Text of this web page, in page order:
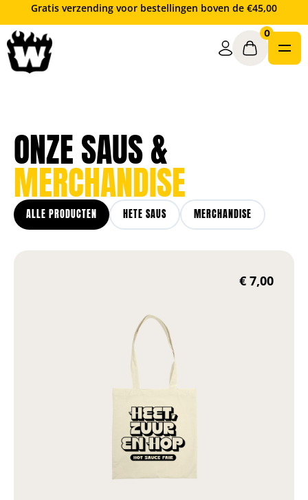
naar
de
inhoud
Gratis verzending voor bestellingen boven de €45,00
0
ONZE SAUS &
MERCHANDISE
ALLE PRODUCTEN HETE SAUS MERCHANDISE
€ 7,00